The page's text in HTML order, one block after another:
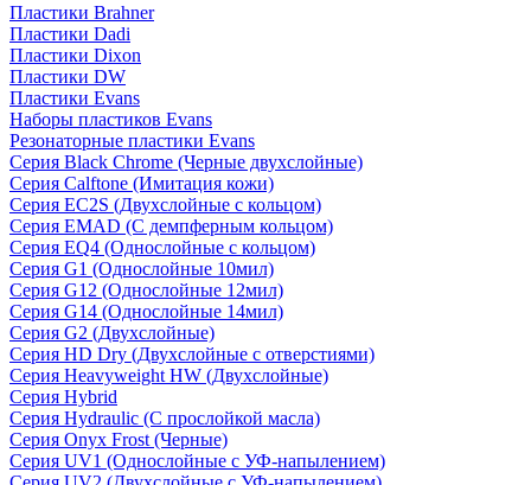
Пластики Brahner
Пластики Dadi
Пластики Dixon
Пластики DW
Пластики Evans
Наборы пластиков Evans
Резонаторные пластики Evans
Серия Black Chrome (Черные двухслойные)
Серия Calftone (Имитация кожи)
Серия EC2S (Двухслойные с кольцом)
Серия EMAD (С демпферным кольцом)
Серия EQ4 (Однослойные с кольцом)
Серия G1 (Однослойные 10мил)
Серия G12 (Однослойные 12мил)
Серия G14 (Однослойные 14мил)
Серия G2 (Двухслойные)
Серия HD Dry (Двухслойные с отверстиями)
Серия Heavyweight HW (Двухслойные)
Серия Hybrid
Серия Hydraulic (С прослойкой масла)
Серия Onyx Frost (Черные)
Серия UV1 (Однослойные с УФ-напылением)